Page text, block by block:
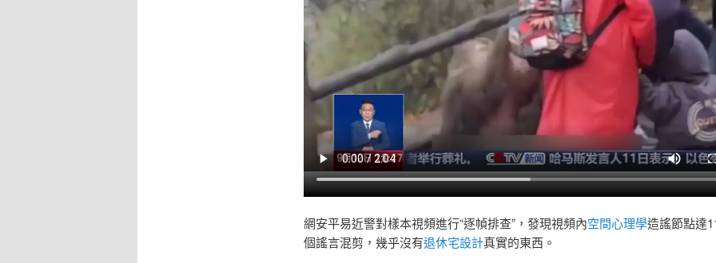
網安平易近警對樣本視頻進行“逐幀排查”，發現視頻內空間心理學造謠節點達
個謠言混剪，幾乎沒有退休宅設計真實的東西。